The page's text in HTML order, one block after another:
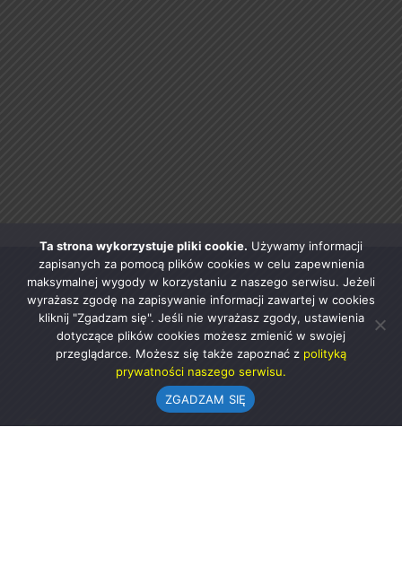
Ta strona wykorzystuje pliki cookie. Używamy informacji
zapisanych za pomocą plików cookies w celu zapewnienia
maksymalnej wygody w korzystaniu z naszego serwisu. Jeżeli
wyrażasz zgodę na zapisywanie informacji zawartej w cookies
kliknij "Zgadzam się". Jeśli nie wyrażasz zgody, ustawienia
dotyczące plików cookies możesz zmienić w swojej
przeglądarce. Możesz się także zapoznać z polityką
prywatności naszego serwisu.
ZGADZAM SIĘ